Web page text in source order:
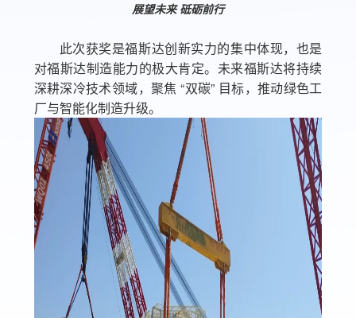
展望未来 砥砺前行
此次获奖是福斯达创新实力的集中体现，也是
对福斯达制造能力的极大肯定。未来福斯达将持续
深耕深冷技术领域，聚焦 “双碳” 目标，推动绿色工
厂与智能化制造升级。